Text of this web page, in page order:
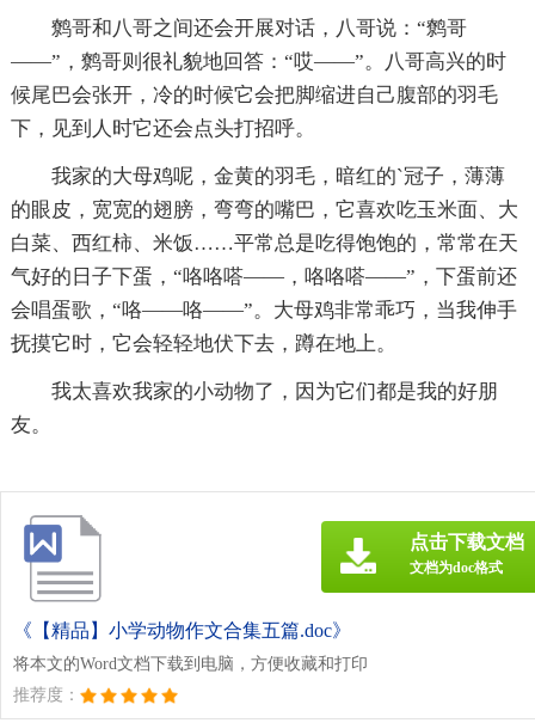
鹩哥和八哥之间还会开展对话，八哥说：“鹩哥
——”，鹩哥则很礼貌地回答：“哎——”。八哥高兴的时
候尾巴会张开，冷的时候它会把脚缩进自己腹部的羽毛
下，见到人时它还会点头打招呼。
我家的大母鸡呢，金黄的羽毛，暗红的`冠子，薄薄
的眼皮，宽宽的翅膀，弯弯的嘴巴，它喜欢吃玉米面、大
白菜、西红柿、米饭……平常总是吃得饱饱的，常常在天
气好的日子下蛋，“咯咯嗒——，咯咯嗒——”，下蛋前还
会唱蛋歌，“咯——咯——”。大母鸡非常乖巧，当我伸手
抚摸它时，它会轻轻地伏下去，蹲在地上。
我太喜欢我家的小动物了，因为它们都是我的好朋
友。
《【精品】小学动物作文合集五篇.doc》
将本文的Word文档下载到电脑，方便收藏和打印
推荐度：
点击下载文档
文档为doc格式